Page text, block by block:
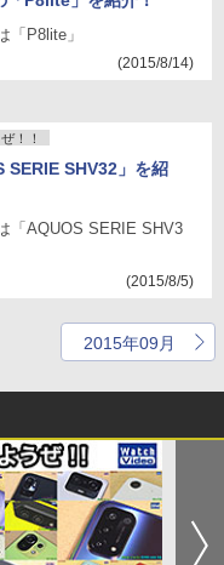
「P8lite」
(2015/8/14)
！！
SHV32」を紹
「AQUOS SERIE SHV3
(2015/8/5)
2015年09月